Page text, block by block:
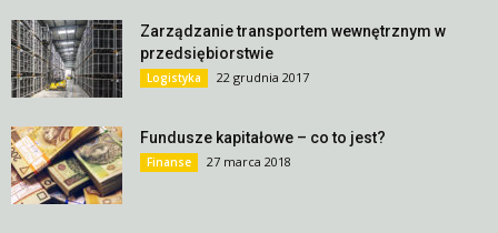
Zarządzanie transportem wewnętrznym w
przedsiębiorstwie
Logistyka 22 grudnia 2017
Fundusze kapitałowe – co to jest?
Finanse 27 marca 2018